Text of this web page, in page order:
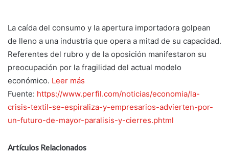
La caída del consumo y la apertura importadora golpean
de lleno a una industria que opera a mitad de su capacidad.
Referentes del rubro y de la oposición manifestaron su
preocupación por la fragilidad del actual modelo
económico. Leer más
Fuente: https://www.perfil.com/noticias/economia/la-
crisis-textil-se-espiraliza-y-empresarios-advierten-por-
un-futuro-de-mayor-paralisis-y-cierres.phtml
Artículos Relacionados